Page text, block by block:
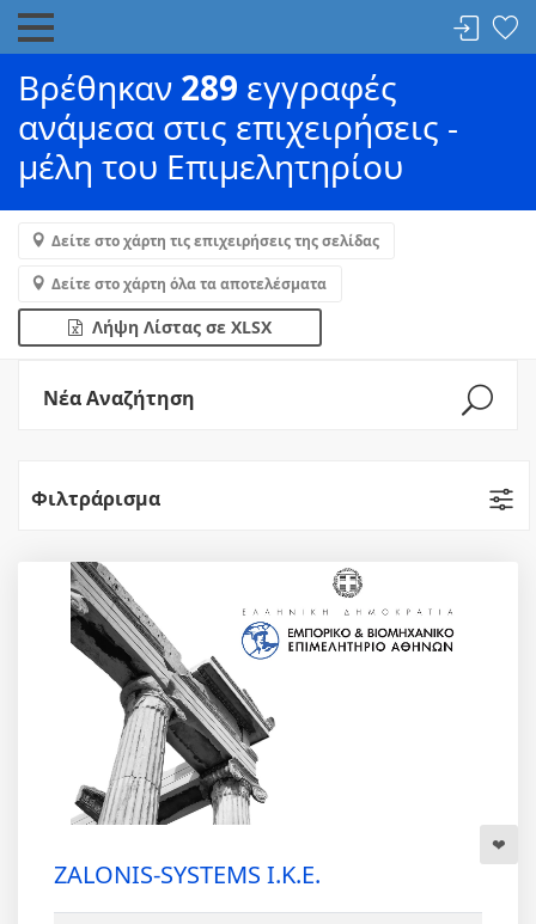
Βρέθηκαν 289 εγγραφές
ανάμεσα στις επιχειρήσεις -
μέλη του Επιμελητηρίου
Δείτε στο χάρτη τις επιχειρήσεις της σελίδας
Δείτε στο χάρτη όλα τα αποτελέσματα
Λήψη Λίστας σε XLSX
Νέα Αναζήτηση
Φιλτράρισμα
ZALONIS-SYSTEMS Ι.Κ.Ε.